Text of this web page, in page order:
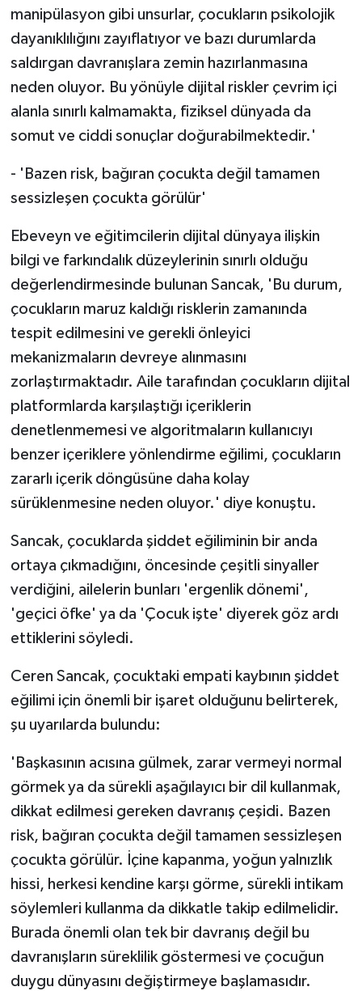
manipülasyon gibi unsurlar, çocukların psikolojik
dayanıklılığını zayıflatıyor ve bazı durumlarda
saldırgan davranışlara zemin hazırlanmasına
neden oluyor. Bu yönüyle dijital riskler çevrim içi
alanla sınırlı kalmamakta, fiziksel dünyada da
somut ve ciddi sonuçlar doğurabilmektedir.'
- 'Bazen risk, bağıran çocukta değil tamamen
sessizleşen çocukta görülür'
Ebeveyn ve eğitimcilerin dijital dünyaya ilişkin
bilgi ve farkındalık düzeylerinin sınırlı olduğu
değerlendirmesinde bulunan Sancak, 'Bu durum,
çocukların maruz kaldığı risklerin zamanında
tespit edilmesini ve gerekli önleyici
mekanizmaların devreye alınmasını
zorlaştırmaktadır. Aile tarafından çocukların dijital
platformlarda karşılaştığı içeriklerin
denetlenmemesi ve algoritmaların kullanıcıyı
benzer içeriklere yönlendirme eğilimi, çocukların
zararlı içerik döngüsüne daha kolay
sürüklenmesine neden oluyor.' diye konuştu.
Sancak, çocuklarda şiddet eğiliminin bir anda
ortaya çıkmadığını, öncesinde çeşitli sinyaller
verdiğini, ailelerin bunları 'ergenlik dönemi',
'geçici öfke' ya da 'Çocuk işte' diyerek göz ardı
ettiklerini söyledi.
Ceren Sancak, çocuktaki empati kaybının şiddet
eğilimi için önemli bir işaret olduğunu belirterek,
şu uyarılarda bulundu:
'Başkasının acısına gülmek, zarar vermeyi normal
görmek ya da sürekli aşağılayıcı bir dil kullanmak,
dikkat edilmesi gereken davranış çeşidi. Bazen
risk, bağıran çocukta değil tamamen sessizleşen
çocukta görülür. İçine kapanma, yoğun yalnızlık
hissi, herkesi kendine karşı görme, sürekli intikam
söylemleri kullanma da dikkatle takip edilmelidir.
Burada önemli olan tek bir davranış değil bu
davranışların süreklilik göstermesi ve çocuğun
duygu dünyasını değiştirmeye başlamasıdır.